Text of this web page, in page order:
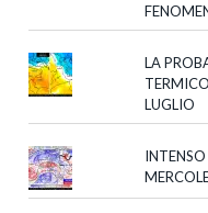
LA
LUGLIO